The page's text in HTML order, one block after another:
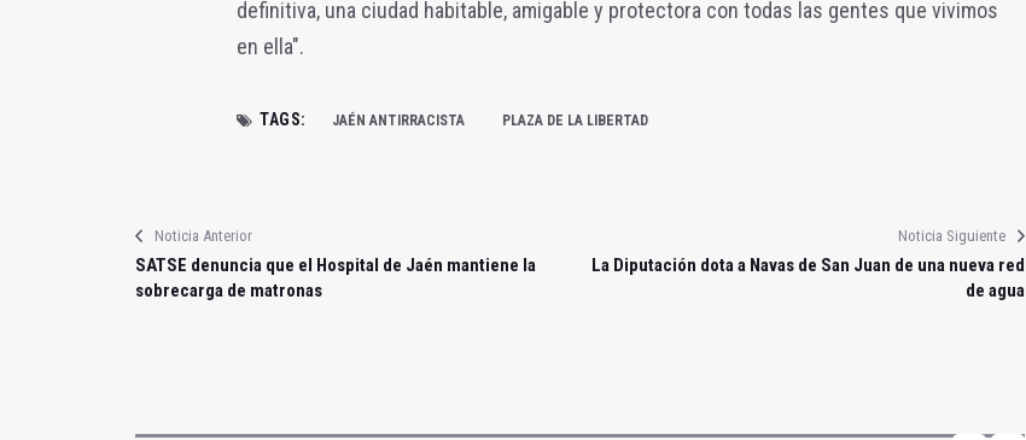
definitiva, una ciudad habitable, amigable y protectora con todas las gentes que vivimos
en ella".
TAGS: JAÉN ANTIRRACISTA PLAZA DE LA LIBERTAD
Noticia Anterior
SATSE denuncia que el Hospital de Jaén mantiene la
sobrecarga de matronas
Noticia Siguiente
La Diputación dota a Navas de San Juan de una nueva red
de agua